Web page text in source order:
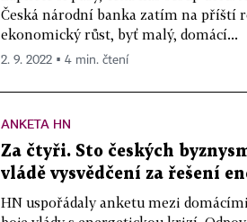
Česká národní banka zatím na příští
ekonomický růst, byť malý, domácí...
2. 9. 2022 ▪ 4 min. čtení
ANKETA HN
Za čtyři. Sto českých
vládě vysvědčení za řešení
HN uspořádaly anketu mezi